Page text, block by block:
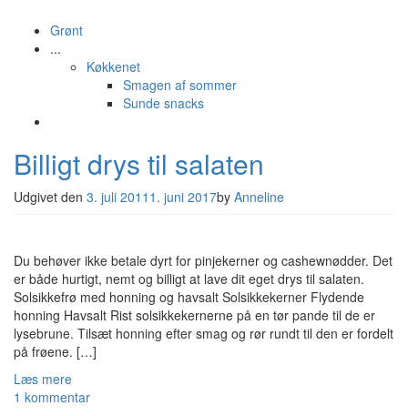
Grønt
...
Køkkenet
Smagen af sommer
Sunde snacks
Billigt drys til salaten
Udgivet den 3. juli 2011 1. juni 2017by Anneline
Du behøver ikke betale dyrt for pinjekerner og cashewnødder. Det
er både hurtigt, nemt og billigt at lave dit eget drys til salaten.
Solsikkefrø med honning og havsalt Solsikkekerner Flydende
honning Havsalt Rist solsikkekernerne på en tør pande til de er
lysebrune. Tilsæt honning efter smag og rør rundt til den er fordelt
på frøene. […]
Læs mere
1 kommentar